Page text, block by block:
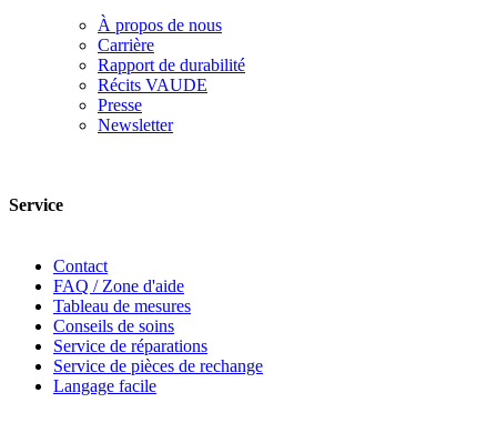
À propos de nous
Carrière
Rapport de durabilité
Récits VAUDE
Presse
Newsletter
Service
Contact
FAQ / Zone d'aide
Tableau de mesures
Conseils de soins
Service de réparations
Service de pièces de rechange
Langage facile